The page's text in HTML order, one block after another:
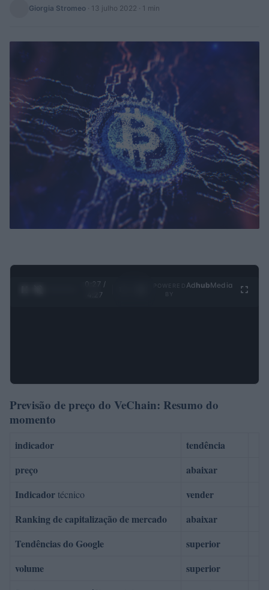
Giorgia Stromeo · 13 julho 2022 · 1 min
0:28 /
4:27
Ad hubMedia
Previsão de preço do VeChain: Resumo do
momento
indicador
tendência
preço
abaixar
Indicador técnico
vender
Ranking de capitalização de mercado
abaixar
Tendências do Google
superior
volume
superior